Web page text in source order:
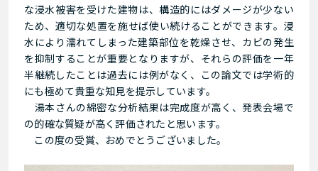
な浸水被害を受けた建物は、構造的にはダメージが少ない
ため、適切な処置を施せば使い続けることができます。浸
水により濡れてしまった建築部位を乾燥させ、カビの発生
を抑制することが重要となりますが、それらの評価を一年
半継続したことは過去には例がなく、この論文では学術的
にも極めて貴重な知見を提示しています。
湯本さんの綿密な分析結果は完成度が高く、発表会場で
の的確な質疑が高く評価されたと思います。
この度の受賞、おめでとうございました。